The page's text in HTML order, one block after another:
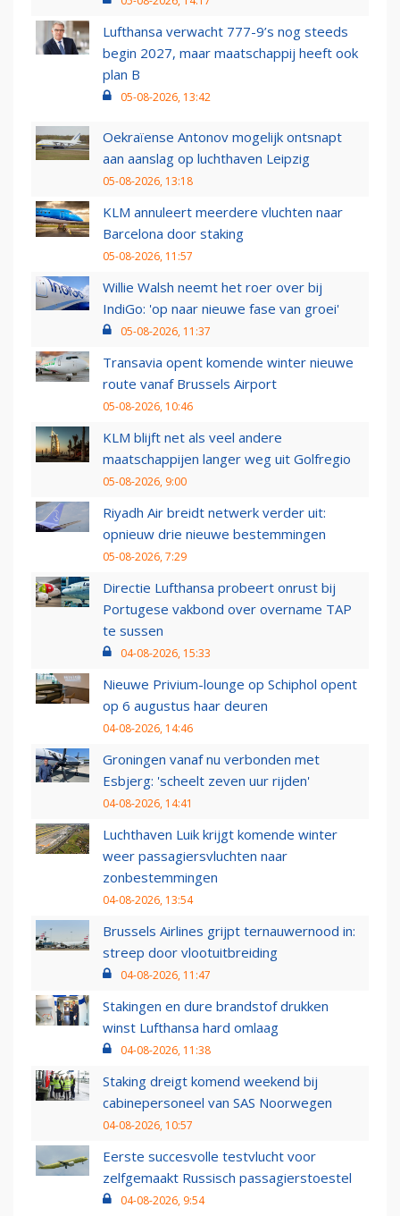
Lufthansa verwacht 777-9’s nog steeds
begin 2027, maar maatschappij heeft ook
plan B
05-08-2026, 13:42
Oekraïense Antonov mogelijk ontsnapt
aan aanslag op luchthaven Leipzig
05-08-2026, 13:18
KLM annuleert meerdere vluchten naar
Barcelona door staking
05-08-2026, 11:57
Willie Walsh neemt het roer over bij
IndiGo: 'op naar nieuwe fase van groei'
05-08-2026, 11:37
Transavia opent komende winter nieuwe
route vanaf Brussels Airport
05-08-2026, 10:46
KLM blijft net als veel andere
maatschappijen langer weg uit Golfregio
05-08-2026, 9:00
Riyadh Air breidt netwerk verder uit:
opnieuw drie nieuwe bestemmingen
05-08-2026, 7:29
Directie Lufthansa probeert onrust bij
Portugese vakbond over overname TAP
te sussen
04-08-2026, 15:33
Nieuwe Privium-lounge op Schiphol opent
op 6 augustus haar deuren
04-08-2026, 14:46
Groningen vanaf nu verbonden met
Esbjerg: 'scheelt zeven uur rijden'
04-08-2026, 14:41
Luchthaven Luik krijgt komende winter
weer passagiersvluchten naar
zonbestemmingen
04-08-2026, 13:54
Brussels Airlines grijpt ternauwernood in:
streep door vlootuitbreiding
04-08-2026, 11:47
Stakingen en dure brandstof drukken
winst Lufthansa hard omlaag
04-08-2026, 11:38
Staking dreigt komend weekend bij
cabinepersoneel van SAS Noorwegen
04-08-2026, 10:57
Eerste succesvolle testvlucht voor
zelfgemaakt Russisch passagierstoestel
04-08-2026, 9:54